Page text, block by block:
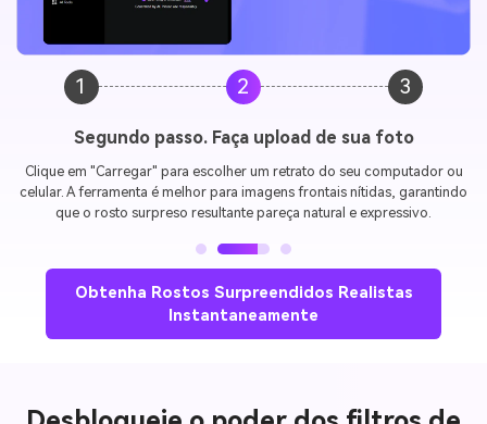
1 2 3
Passo 3. Gere e salve seu emoticon de choque
Com apenas um clique, a inteligência artificial converte
instantaneamente suas fotos emReação de surpresa . Visualize os
resultados, baixe em alta qualidade e compartilhe diretamente no
Obtenha Rostos Surpreendidos Realistas
Instantaneamente